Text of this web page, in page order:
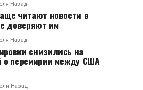
Назад
читают новости в
доверяют им
Назад
снизились на
о перемирии между США
Назад